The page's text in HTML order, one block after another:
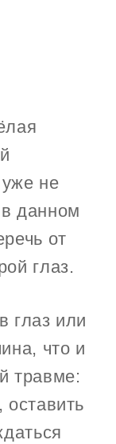
не
данном
от
глаз.
глаз или
что и
травме:
оставить